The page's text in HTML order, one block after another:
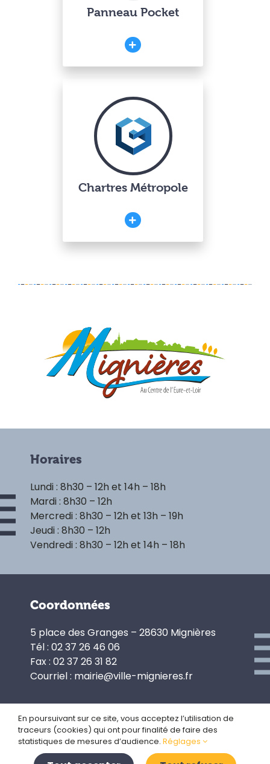
Panneau Pocket
Chartres Métropole
Horaires
Lundi : 8h30 – 12h et 14h – 18h
Mardi : 8h30 – 12h
Mercredi : 8h30 – 12h et 13h – 19h
Jeudi : 8h30 – 12h
Vendredi : 8h30 – 12h et 14h – 18h
Coordonnées
5 place des Granges – 28630 Mignières
Tél : 02 37 26 46 06
Fax : 02 37 26 31 82
Courriel : mairie@ville-mignieres.fr
Politique de confidentialité
Gestion des cookies
Plan du site
En poursuivant sur ce site, vous acceptez l’utilisation de
traceurs (cookies) qui ont pour finalité de faire des
statistiques de mesures d’audience. Réglages